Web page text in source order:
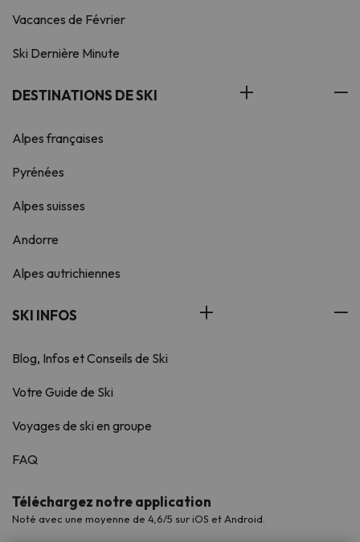
Vacances de Février
Ski Dernière Minute
DESTINATIONS DE SKI
Alpes françaises
Pyrénées
Alpes suisses
Andorre
Alpes autrichiennes
SKI INFOS
Blog, Infos et Conseils de Ski
Votre Guide de Ski
Voyages de ski en groupe
FAQ
Téléchargez notre application
Noté avec une moyenne de 4,6/5 sur iOS et Android.